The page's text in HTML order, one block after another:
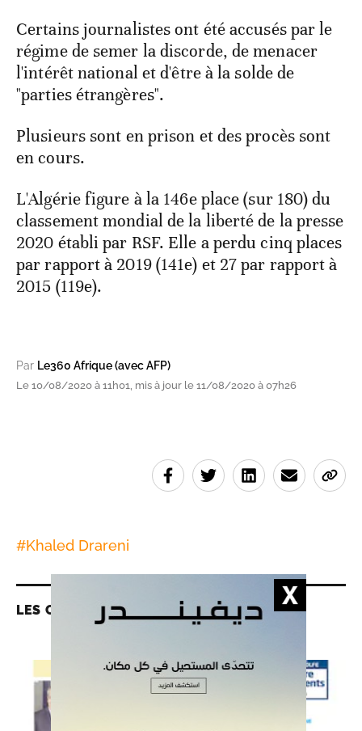
Certains journalistes ont été accusés par le
régime de semer la discorde, de menacer
l'intérêt national et d'être à la solde de
"parties étrangères".
Plusieurs sont en prison et des procès sont
en cours.
L'Algérie figure à la 146e place (sur 180) du
classement mondial de la liberté de la presse
2020 établi par RSF. Elle a perdu cinq places
par rapport à 2019 (141e) et 27 par rapport à
2015 (119e).
Par Le360 Afrique (avec AFP)
Le 10/08/2020 à 11h01, mis à jour le 11/08/2020 à 07h26
#Khaled Drareni
LES CONTENUS LIÉS